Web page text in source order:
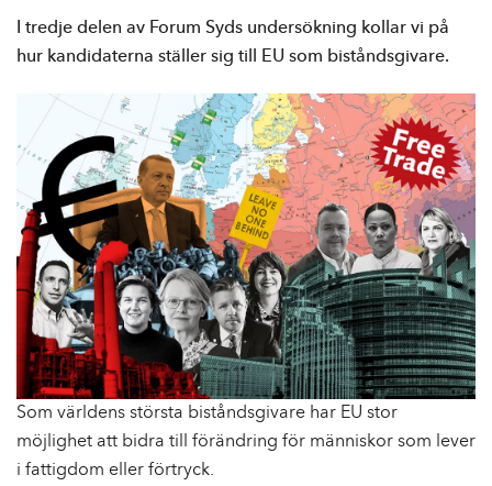
I tredje delen av Forum Syds undersökning kollar vi på
hur kandidaterna ställer sig till EU som biståndsgivare.
Som världens största biståndsgivare har EU stor
möjlighet att bidra till förändring för människor som lever
i fattigdom eller förtryck.